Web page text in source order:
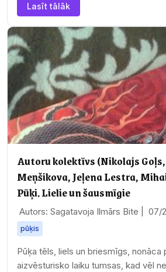
Lasīt tālāk
Autoru kolektīvs (Nikolajs
Meņšikova, Jeļena Lestra,
Pūķi. Lielie un šausmīgie
Autors: Sagatavoja Ilmārs Bite | 07/
pūķis
Pūķa tēls, liels un briesmīgs, nonāca
aizvēsturisko laiku tumsas, kad vēl